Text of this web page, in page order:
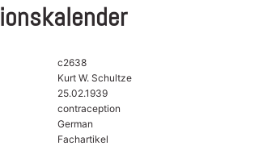
c2638
Kurt W. Schultze
25.02.1939
contraception
German
Fachartikel